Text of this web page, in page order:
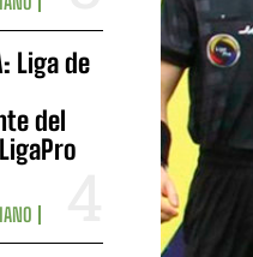
Liga de
del